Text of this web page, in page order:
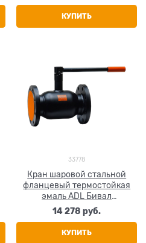
КУПИТЬ
33778
Кран шаровой стальной
фланцевый термостойкая
эмаль ADL Бивал
CM02A226812 Ду 80 Ру16
14 278 руб.
КУПИТЬ